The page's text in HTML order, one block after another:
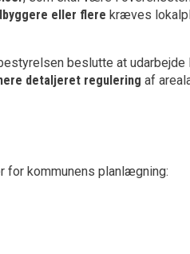
eller flere kræves
beslutte at
detaljeret regulering af
for kommunens planlægning: